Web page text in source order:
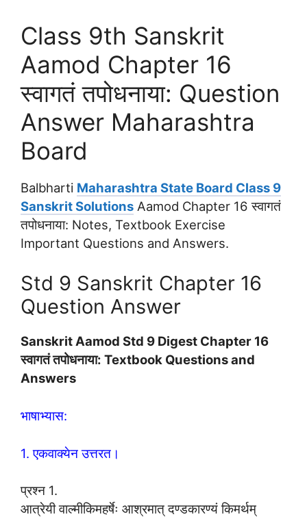
Class 9th Sanskrit
Aamod Chapter 16
स्वागतं तपोधनाया: Question
Answer Maharashtra
Board
Balbharti Maharashtra State Board Class 9
Sanskrit Solutions Aamod Chapter 16 स्वागतं
तपोधनाया: Notes, Textbook Exercise
Important Questions and Answers.
Std 9 Sanskrit Chapter 16
Question Answer
Sanskrit Aamod Std 9 Digest Chapter 16
स्वागतं तपोधनाया: Textbook Questions and
Answers
भाषाभ्यास:
1. एकवाक्येन उत्तरत।
प्रश्न 1.
आत्रेयी वाल्मीकिमहर्षेः आश्रमात् दण्डकारण्यं किमर्थम्